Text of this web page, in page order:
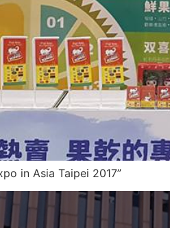
in Asia Taipei 2017”